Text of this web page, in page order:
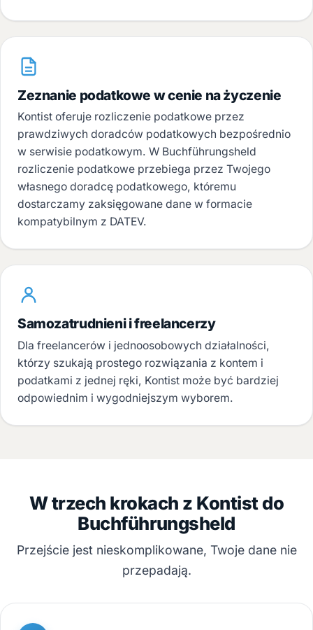
Zeznanie podatkowe w cenie na życzenie
Kontist oferuje rozliczenie podatkowe przez
prawdziwych doradców podatkowych bezpośrednio
w serwisie podatkowym. W Buchführungsheld
rozliczenie podatkowe przebiega przez Twojego
własnego doradcę podatkowego, któremu
dostarczamy zaksięgowane dane w formacie
kompatybilnym z DATEV.
Samozatrudnieni i freelancerzy
Dla freelancerów i jednoosobowych działalności,
którzy szukają prostego rozwiązania z kontem i
podatkami z jednej ręki, Kontist może być bardziej
odpowiednim i wygodniejszym wyborem.
W trzech krokach z Kontist do
Buchführungsheld
Przejście jest nieskomplikowane, Twoje dane nie
przepadają.